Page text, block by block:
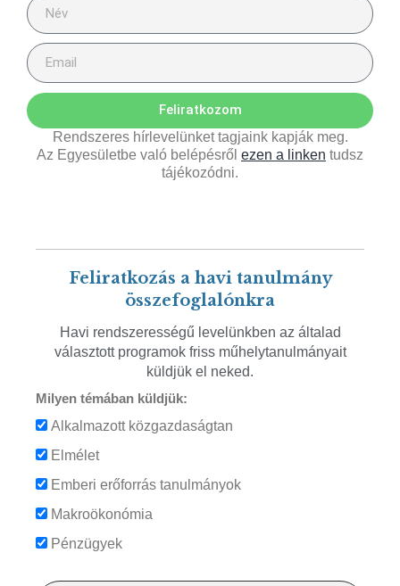
Feliratkozom
Rendszeres hírlevelünket tagjaink kapják meg.
Az Egyesületbe való belépésről ezen a linken tudsz
tájékozódni.
Feliratkozás a havi tanulmány
összefoglalónkra
Havi rendszerességű levelünkben az általad
választott programok friss műhelytanulmányait
küldjük el neked.
Milyen témában küldjük:
Alkalmazott közgazdaságtan
Elmélet
Emberi erőforrás tanulmányok
Makroökonómia
Pénzügyek